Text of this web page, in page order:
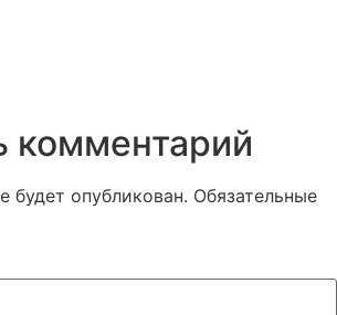
комментарий
будет опубликован. Обязательные